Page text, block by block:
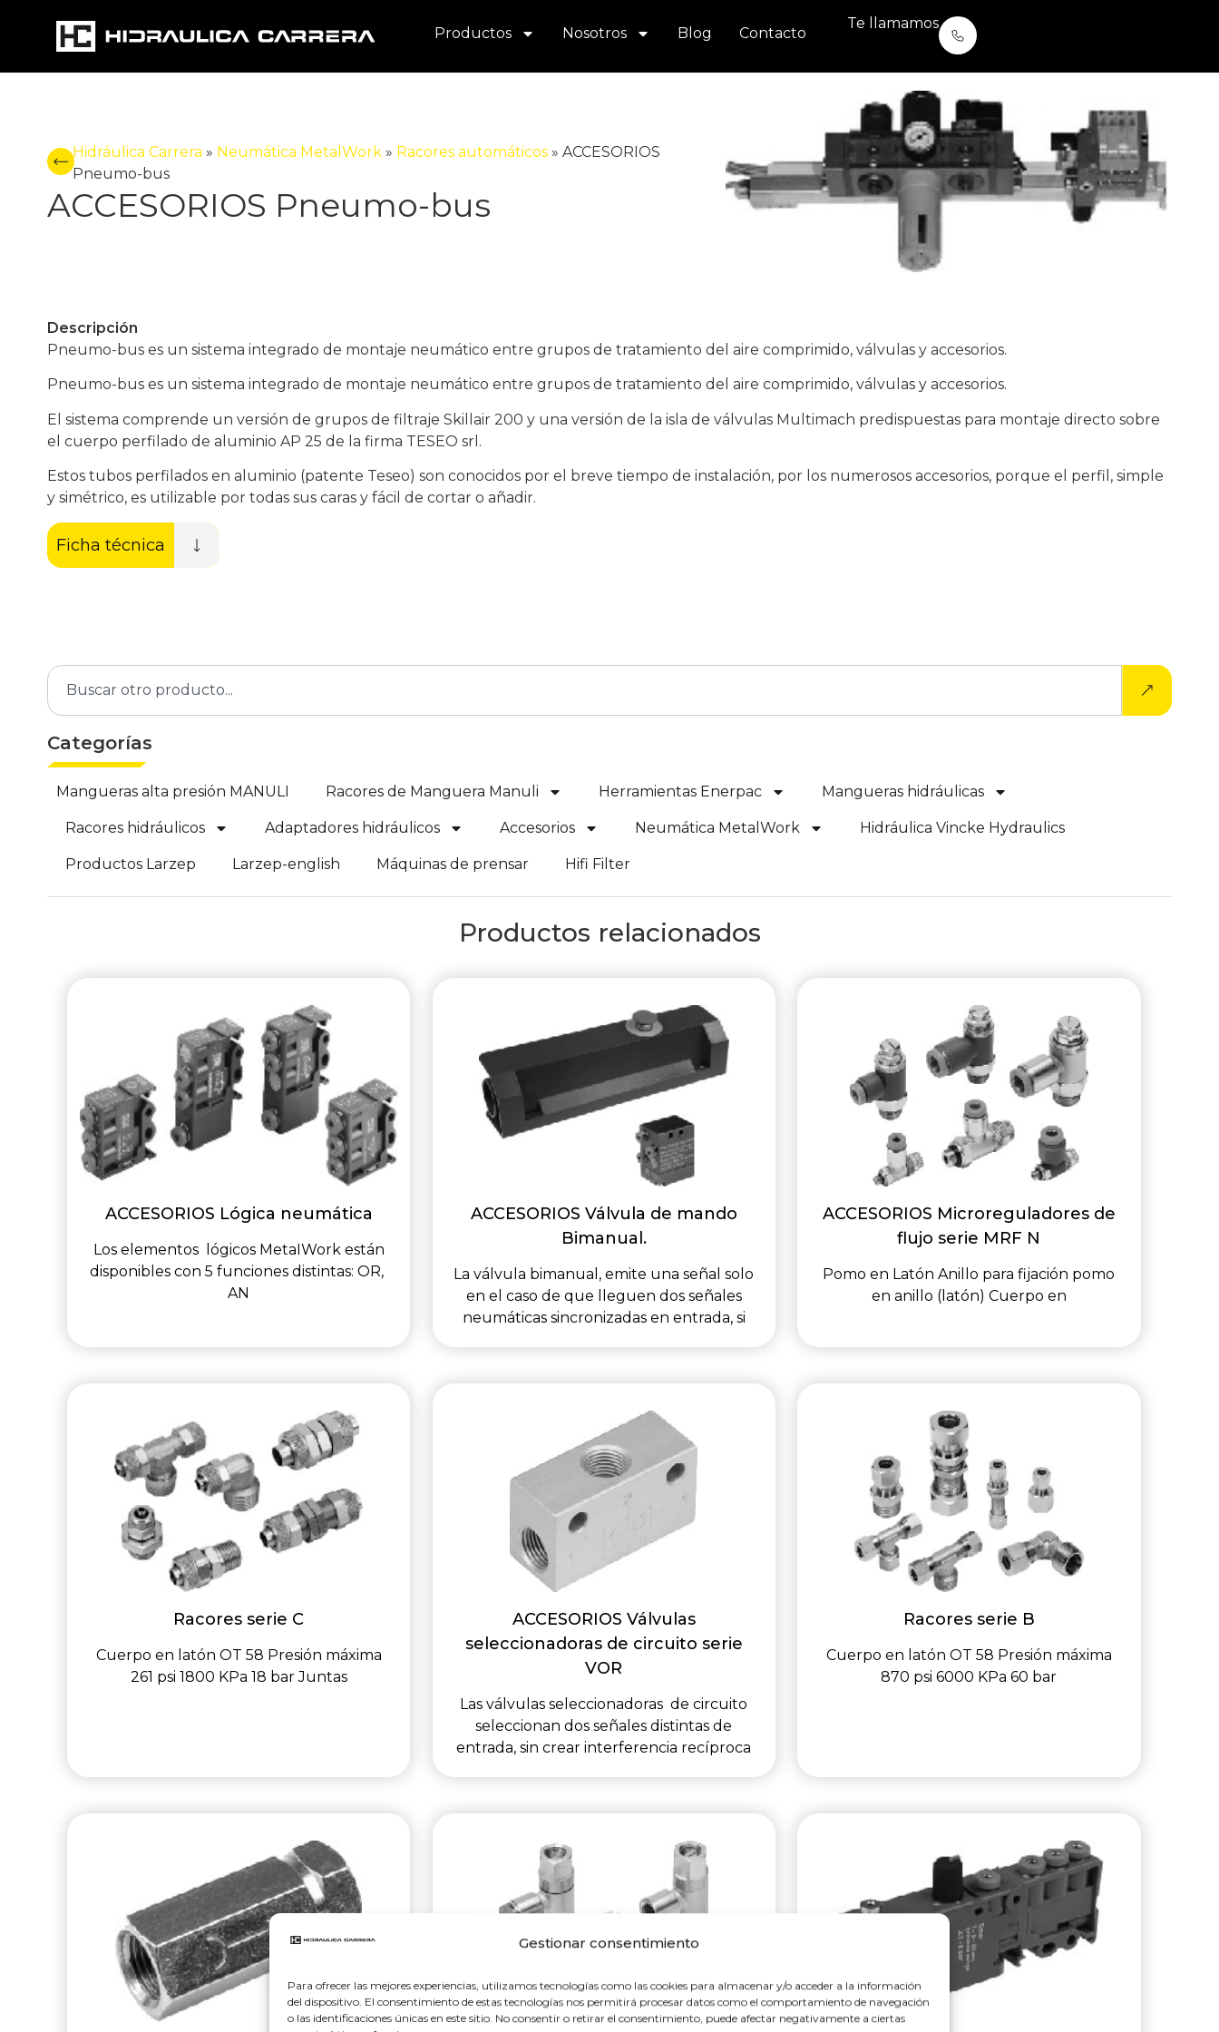
Gestionar consentimiento
Para ofrecer las mejores experiencias, utilizamos tecnologías como las cookies para almacenar y/o acceder a la información
del dispositivo. El consentimiento de estas tecnologías nos permitirá procesar datos como el comportamiento de navegación
o las identificaciones únicas en este sitio. No consentir o retirar el consentimiento, puede afectar negativamente a ciertas
Productos Nosotros Blog Contacto
Te llamamos
Hidráulica Carrera » Neumática MetalWork » Racores automáticos »ACCESORIOS
Pneumo-bus
ACCESORIOS Pneumo-bus
Descripción
Pneumo-bus es un sistema integrado de montaje neumático entre grupos de tratamiento del aire comprimido, válvulas y accesorios.
Pneumo-bus es un sistema integrado de montaje neumático entre grupos de tratamiento del aire comprimido, válvulas y accesorios.
El sistema comprende un versión de grupos de filtraje Skillair 200 y una versión de la isla de válvulas Multimach predispuestas para montaje directo sobre
el cuerpo perfilado de aluminio AP 25 de la firma TESEO srl.
Estos tubos perfilados en aluminio (patente Teseo) son conocidos por el breve tiempo de instalación, por los numerosos accesorios, porque el perfil, simple
y simétrico, es utilizable por todas sus caras y fácil de cortar o añadir.
Ficha técnica
Categorías
Mangueras alta presión MANULI Racores de Manguera Manuli Herramientas Enerpac Mangueras hidráulicas
Racores hidráulicos Adaptadores hidráulicos Accesorios Neumática MetalWork Hidráulica Vincke Hydraulics
Productos Larzep Larzep-english Máquinas de prensar Hifi Filter
Productos relacionados
ACCESORIOS Lógica neumática
Los elementos lógicos MetaIWork están
disponibles con 5 funciones distintas: OR,
AN
ACCESORIOS Válvula de mando
Bimanual.
La válvula bimanual, emite una señal solo
en el caso de que lleguen dos señales
neumáticas sincronizadas en entrada, si
ACCESORIOS Microreguladores de
flujo serie MRF N
Pomo en Latón Anillo para fijación pomo
en anillo (latón) Cuerpo en
Racores serie C
Cuerpo en latón OT 58 Presión máxima
261 psi 1800 KPa 18 bar Juntas
ACCESORIOS Válvulas
seleccionadoras de circuito serie
VOR
Las válvulas seleccionadoras de circuito
seleccionan dos señales distintas de
entrada, sin crear interferencia recíproca
Racores serie B
Cuerpo en latón OT 58 Presión máxima
870 psi 6000 KPa 60 bar